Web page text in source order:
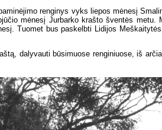
renginys vyks liepos mėnesį
mėnesį Jurbarko krašto šventės metu.
Tuomet bus paskelbti Lidijos
dalyvauti būsimuose renginiuose, iš